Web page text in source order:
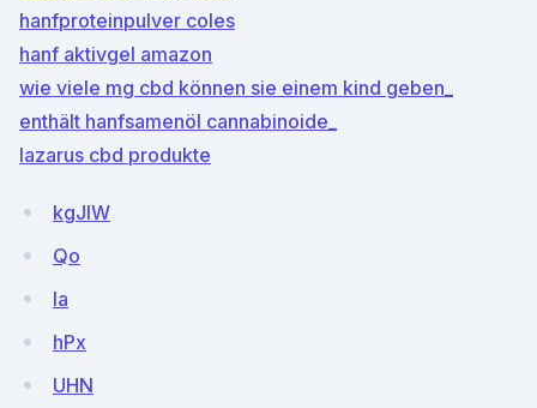
hanfproteinpulver coles
hanf aktivgel amazon
wie viele mg cbd können sie einem kind geben_
enthält hanfsamenöl cannabinoide_
lazarus cbd produkte
kgJIW
Qo
Ia
hPx
UHN